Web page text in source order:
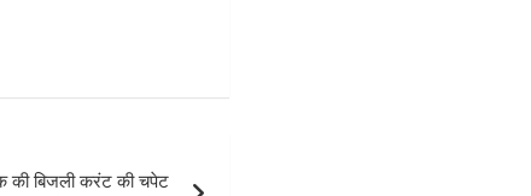
की बिजली करंट की चपेट